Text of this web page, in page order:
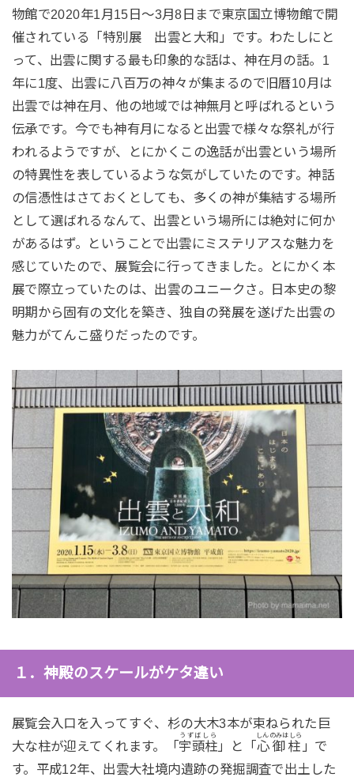
物館で2020年1月15日～3月8日まで東京国立博物館で開
催されている「特別展 出雲と大和」です。わたしにと
って、出雲に関する最も印象的な話は、神在月の話。1
年に1度、出雲に八百万の神々が集まるので旧暦10月は
出雲では神在月、他の地域では神無月と呼ばれるという
伝承です。今でも神有月になると出雲で様々な祭礼が行
われるようですが、とにかくこの逸話が出雲という場所
の特異性を表しているような気がしていたのです。神話
の信憑性はさておくとしても、多くの神が集結する場所
として選ばれるなんて、出雲という場所には絶対に何か
があるはず。ということで出雲にミステリアスな魅力を
感じていたので、展覧会に行ってきました。とにかく本
展で際立っていたのは、出雲のユニークさ。日本史の黎
明期から固有の文化を築き、独自の発展を遂げた出雲の
魅力がてんこ盛りだったのです。
１．神殿のスケールがケタ違い
展覧会入口を入ってすぐ、杉の大木3本が束ねられた巨
大な柱が迎えてくれます。「宇頭柱
うずばしら
」と「心御柱
しんのみはしら
」で
す。平成12年、出雲大社境内遺跡の発掘調査で出土した